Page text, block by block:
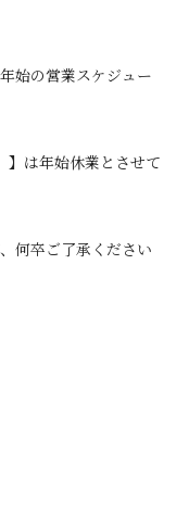
始の営業スケジュー
】は年始休業とさせて
何卒ご了承ください